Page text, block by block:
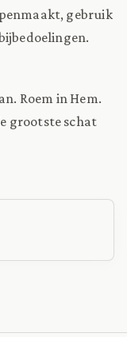
gebruik
Roem in Hem.
grootste schat